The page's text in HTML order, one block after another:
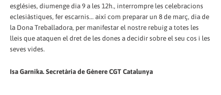
esglésies, diumenge dia 9 a les 12h., interrompre les celebracions
eclesiàstiques, fer escarnis... així com preparar un 8 de març, dia de
la Dona Treballadora, per manifestar el nostre rebuig a totes les
lleis que ataquen el dret de les dones a decidir sobre el seu cos i les
seves vides.
Isa Garnika. Secretària de Gènere CGT Catalunya